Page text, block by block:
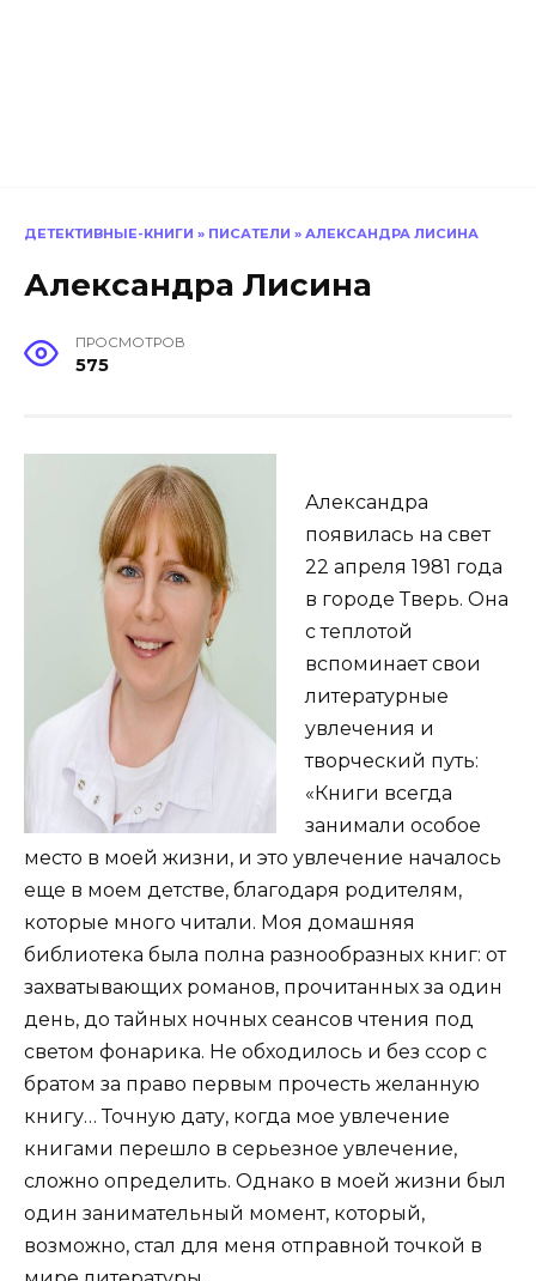
ДЕТЕКТИВНЫЕ-КНИГИ » ПИСАТЕЛИ » АЛЕКСАНДРА ЛИСИНА
Александра Лисина
ПРОСМОТРОВ
575
Александра
появилась на свет
22 апреля 1981 года
в городе Тверь. Она
с теплотой
вспоминает свои
литературные
увлечения и
творческий путь:
«Книги всегда
занимали особое
место в моей жизни, и это увлечение началось
еще в моем детстве, благодаря родителям,
которые много читали. Моя домашняя
библиотека была полна разнообразных книг: от
захватывающих романов, прочитанных за один
день, до тайных ночных сеансов чтения под
светом фонарика. Не обходилось и без ссор с
братом за право первым прочесть желанную
книгу… Точную дату, когда мое увлечение
книгами перешло в серьезное увлечение,
сложно определить. Однако в моей жизни был
один занимательный момент, который,
возможно, стал для меня отправной точкой в